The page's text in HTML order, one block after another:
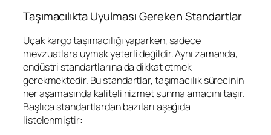
Taşımacılıkta Uyulması Gereken Standartlar
Uçak kargo taşımacılığı yaparken, sadece
mevzuatlara uymak yeterli değildir. Aynı zamanda,
endüstri standartlarına da dikkat etmek
gerekmektedir. Bu standartlar, taşımacılık sürecinin
her aşamasında kaliteli hizmet sunma amacını taşır.
Başlıca standartlardan bazıları aşağıda
listelenmiştir: